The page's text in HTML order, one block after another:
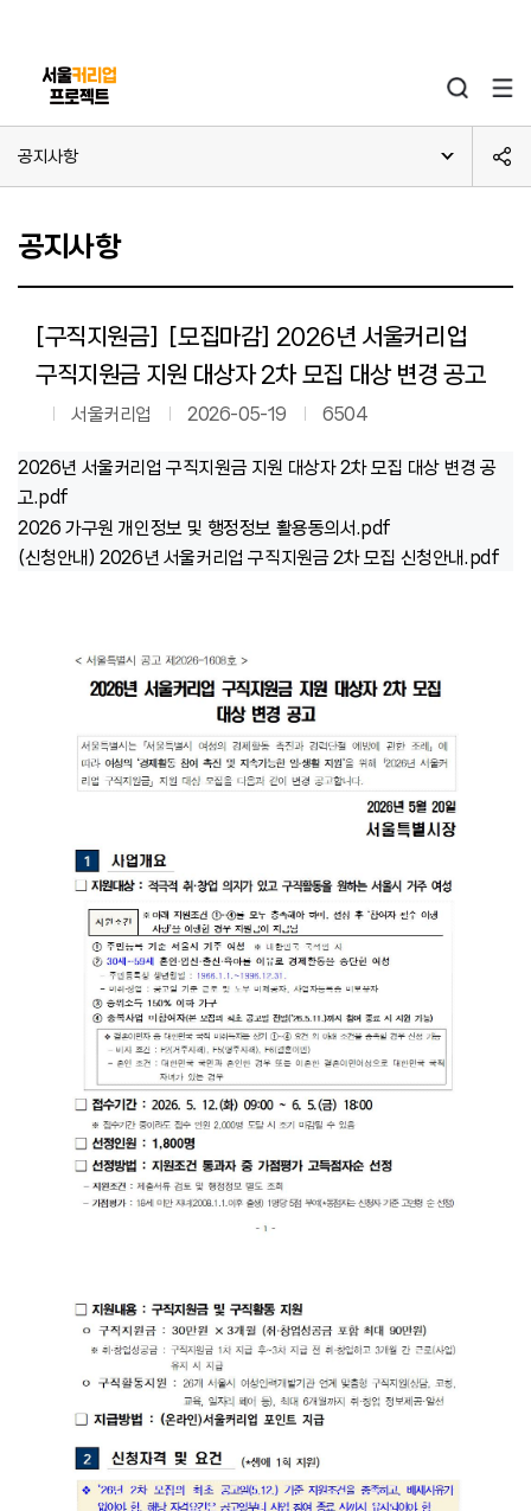
공지사항
공지사항
[구직지원금] [모집마감] 2026년 서울커리업
구직지원금 지원 대상자 2차 모집 대상 변경 공고
서울커리업 2026-05-19 6504
2026년 서울커리업 구직지원금 지원 대상자 2차 모집 대상 변경 공
고.pdf
2026 가구원 개인정보 및 행정정보 활용동의서.pdf
(신청안내) 2026년 서울커리업 구직지원금 2차 모집 신청안내.pdf